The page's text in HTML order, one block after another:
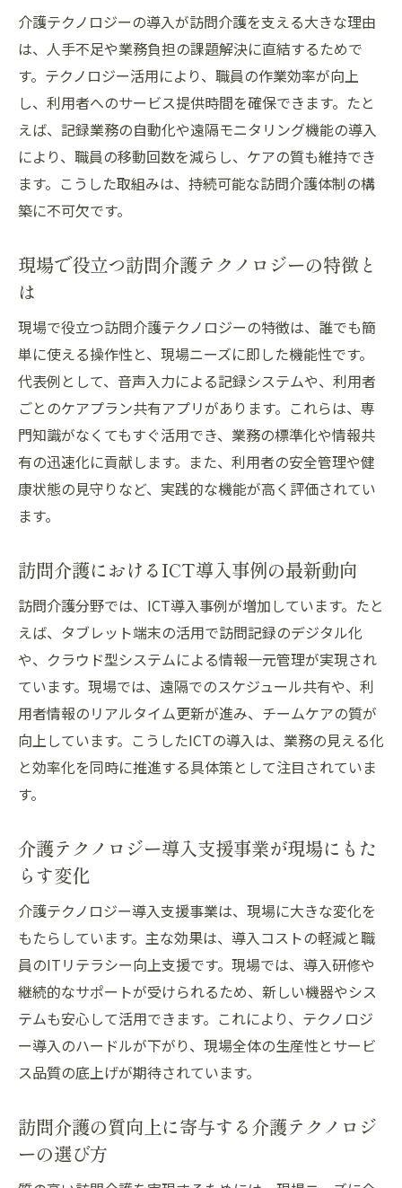
術
介護テクノロジー導入が業務負担をどう軽
減するか
ICTと介護ロボットを活用した訪問介護の効
率化
訪問介護現場の声でわかる技術活用の効果
テクノロジー活用がもたらす訪問介護の新
失敗しない業務効率化のための技術選定ポ
介護ロボット導入で現場が得たメリットとは
訪問介護で活躍する介護ロボットの実力と
導入効果
介護ロボット導入が訪問介護現場にもたら
す変革
現場が実感する介護ロボットの利用メリッ
ト
状
介護ロボット普及の現場課題と今後の展望
訪問介護の質向上に介護ロボットが果たす
役割
持続可能な訪問介護体制づくりのヒント
訪問介護現場で持続可能性を支えるテクノ
ロジー
介護テクノロジー導入で実現する働きやす
訪問介護におけるテクノロジー導入の課題
と対策
先進技術導入が持続可能な訪問介護を促進
現場の声から考える訪問介護体制の将来像
テクノロジーが導く訪問介護の質向上戦略
訪問介護の質向上を目指すテクノロジー戦
略
介護テクノロジー活用が現場に与える変化
ント
介護ロボットによるサービス向上の最前線
介護テクノロジーの導入が訪問介護を支える大きな理由
は、人手不足や業務負担の課題解決に直結するためで
す。テクノロジー活用により、職員の作業効率が向上
し、利用者へのサービス提供時間を確保できます。たと
えば、記録業務の自動化や遠隔モニタリング機能の導入
により、職員の移動回数を減らし、ケアの質も維持でき
ます。こうした取組みは、持続可能な訪問介護体制の構
築に不可欠です。
現場で役立つ訪問介護テクノロジーの特徴と
は
現場で役立つ訪問介護テクノロジーの特徴は、誰でも簡
単に使える操作性と、現場ニーズに即した機能性です。
代表例として、音声入力による記録システムや、利用者
ごとのケアプラン共有アプリがあります。これらは、専
門知識がなくてもすぐ活用でき、業務の標準化や情報共
有の迅速化に貢献します。また、利用者の安全管理や健
康状態の見守りなど、実践的な機能が高く評価されてい
ます。
訪問介護におけるICT導入事例の最新動向
訪問介護分野では、ICT導入事例が増加しています。たと
えば、タブレット端末の活用で訪問記録のデジタル化
や、クラウド型システムによる情報一元管理が実現され
ています。現場では、遠隔でのスケジュール共有や、利
用者情報のリアルタイム更新が進み、チームケアの質が
向上しています。こうしたICTの導入は、業務の見える化
と効率化を同時に推進する具体策として注目されていま
す。
介護テクノロジー導入支援事業が現場にもた
らす変化
介護テクノロジー導入支援事業は、現場に大きな変化を
もたらしています。主な効果は、導入コストの軽減と職
員のITリテラシー向上支援です。現場では、導入研修や
継続的なサポートが受けられるため、新しい機器やシス
テムも安心して活用できます。これにより、テクノロジ
ー導入のハードルが下がり、現場全体の生産性とサービ
ス品質の底上げが期待されています。
訪問介護の質向上に寄与する介護テクノロジ
ーの選び方